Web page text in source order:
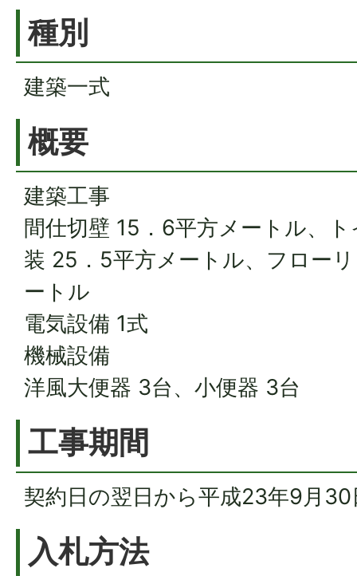
種別
建築一式
概要
建築工事
間仕切壁 15．6平方メートル、
装 25．5平方メートル、フロー
ートル
電気設備 1式
機械設備
洋風大便器 3台、小便器 3台
工事期間
契約日の翌日から平成23年9月
入札方法